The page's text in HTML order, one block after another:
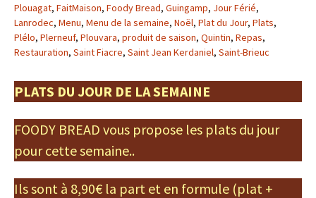
Plouagat, FaitMaison, Foody Bread, Guingamp, Jour Férié,
Lanrodec, Menu, Menu de la semaine, Noël, Plat du Jour, Plats,
Plélo, Plerneuf, Plouvara, produit de saison, Quintin, Repas,
Restauration, Saint Fiacre, Saint Jean Kerdaniel, Saint-Brieuc
PLATS DU JOUR DE LA SEMAINE
FOODY BREAD vous propose les plats du jour
pour cette semaine..
Ils sont à 8,90€ la part et en formule (plat +